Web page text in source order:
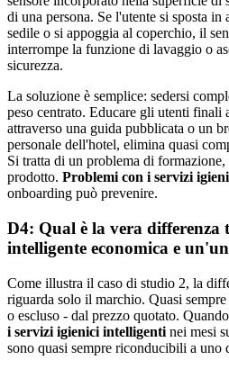
di una persona. Se l'utente si sposta
sedile o si appoggia al coperchio, il
interrompe la funzione di lavaggio o
sicurezza.
La soluzione è semplice: sedersi
peso centrato. Educare gli utenti finali
attraverso una guida pubblicata o un
personale dell'hotel, elimina quasi
Si tratta di un problema di
prodotto. Problemi con i servizi
onboarding può prevenire.
D4: Qual è la vera differenza
intelligente economica e
Come illustra il caso di studio 2, la
riguarda solo il marchio. Quasi
o escluso - dal prezzo quotato.
i servizi igienici intelligenti nei mesi
sono quasi sempre riconducibili a uno